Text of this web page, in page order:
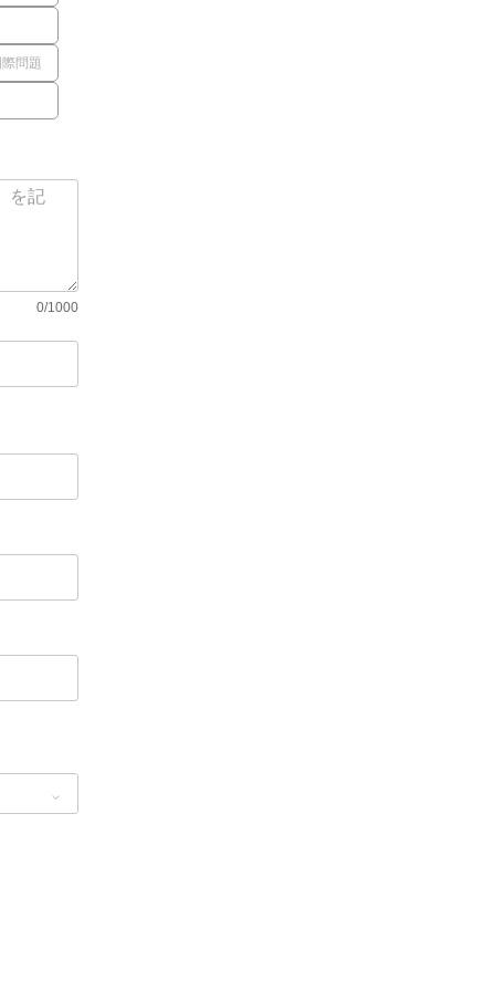
問題
0/1000